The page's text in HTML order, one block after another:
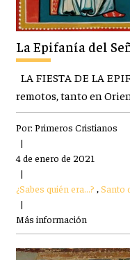
La Epifanía del
LA FIESTA DE LA
remotos, tanto en
Por: Primeros Cristianos
|
4 de enero de 2021
|
¿Sabes quién era...? Santo
|
Más información